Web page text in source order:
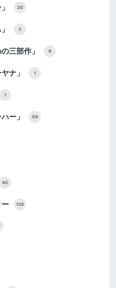
20
3
三部作」 6
ナ」 1
1
ー」 59
92
ー 125